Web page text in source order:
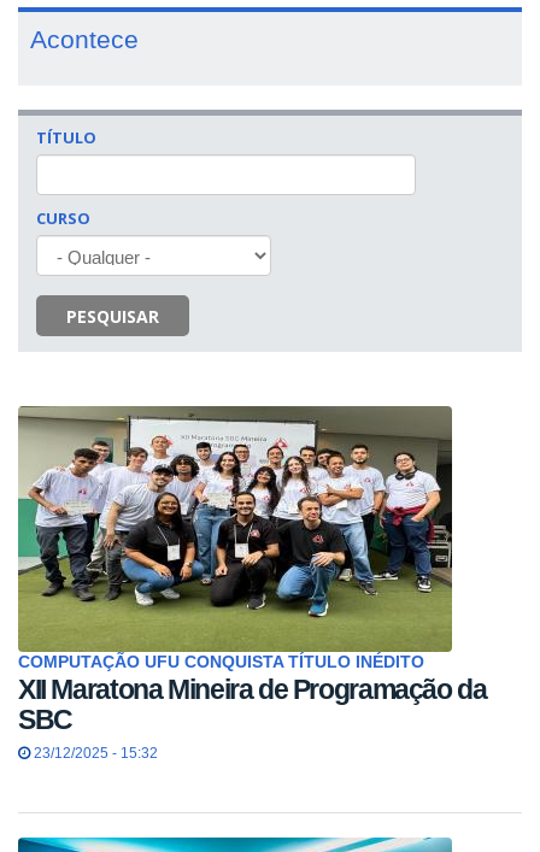
Acontece
TÍTULO
CURSO
PESQUISAR
COMPUTAÇÃO UFU CONQUISTA TÍTULO INÉDITO
XII Maratona Mineira de Programação da
SBC
23/12/2025 - 15:32